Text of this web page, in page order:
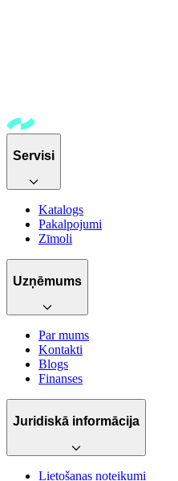
Servisi
Katalogs
Pakalpojumi
Zīmoli
Uzņēmums
Par mums
Kontakti
Blogs
Finanses
Juridiskā informācija
Lietošanas noteikumi